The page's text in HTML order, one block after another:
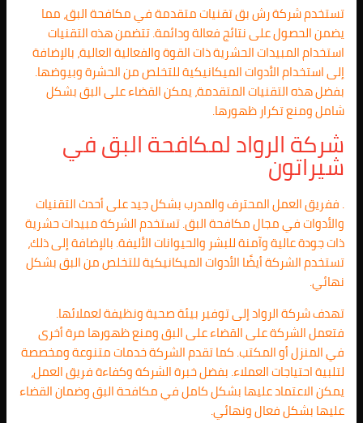
تستخدم شركة رش بق تقنيات متقدمة في مكافحة البق، مما
يضمن الحصول على نتائج فعالة ودائمة. تتضمن هذه التقنيات
استخدام المبيدات الحشرية ذات القوة والفعالية العالية، بالإضافة
إلى استخدام الأدوات الميكانيكية للتخلص من الحشرة وبيوضها.
بفضل هذه التقنيات المتقدمة، يمكن القضاء على البق بشكل
شامل ومنع تكرار ظهورها.
شركة الرواد لمكافحة البق في
شيراتون
. ففريق العمل المحترف والمدرب بشكل جيد على أحدث التقنيات
والأدوات في مجال مكافحة البق. تستخدم الشركة مبيدات حشرية
ذات جودة عالية وآمنة للبشر والحيوانات الأليفة. بالإضافة إلى ذلك،
تستخدم الشركة أيضًا الأدوات الميكانيكية للتخلص من البق بشكل
نهائي.
تهدف شركة الرواد إلى توفير بيئة صحية ونظيفة لعملائها.
فتعمل الشركة على القضاء على البق ومنع ظهورها مرة أخرى
في المنزل أو المكتب. كما تقدم الشركة خدمات متنوعة ومخصصة
لتلبية احتياجات العملاء. بفضل خبرة الشركة وكفاءة فريق العمل،
يمكن الاعتماد عليها بشكل كامل في مكافحة البق وضمان القضاء
عليها بشكل فعال ونهائي.